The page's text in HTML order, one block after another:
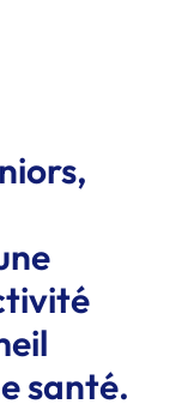
santé.